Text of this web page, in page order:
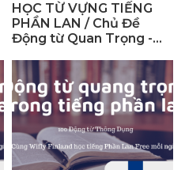
HỌC TỪ VỰNG TIẾNG
PHẦN LAN / Chủ Đề
Động từ Quan Trọng -